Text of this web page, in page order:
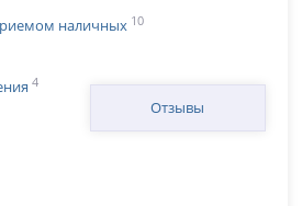
наличных 10
4
Отзывы